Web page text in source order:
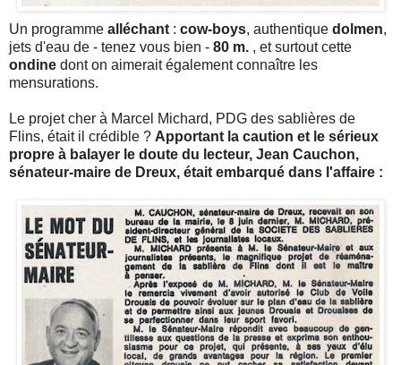
Un programme alléchant : cow-boys, authentique dolmen,
jets d'eau de - tenez vous bien - 80 m. , et surtout cette
ondine dont on aimerait également connaître les
mensurations.
Le projet cher à Marcel Michard, PDG des sablières de
Flins, était il crédible ? Apportant la caution et le sérieux
propre à balayer le doute du lecteur, Jean Cauchon,
sénateur-maire de Dreux, était embarqué dans l'affaire :